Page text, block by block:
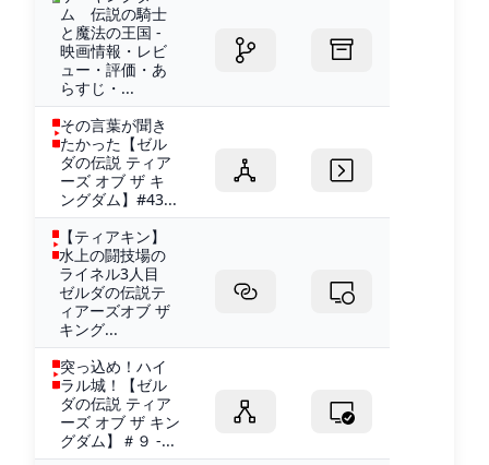
ム 伝説の騎士
と魔法の王国 -
映画情報・レビ
ュー・評価・あ
らすじ・...
その言葉が聞き
たかった【ゼル
ダの伝説 ティア
ーズ オブ ザ キ
ングダム】#43...
【ティアキン】
水上の闘技場の
ライネル3人目
ゼルダの伝説テ
ィアーズオブ ザ
キング...
突っ込め！ハイ
ラル城！【ゼル
ダの伝説 ティア
ーズ オブ ザ キン
グダム】＃９ -...